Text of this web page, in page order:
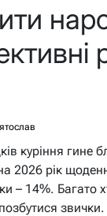
куріння гине
рік
– 14%. Багато